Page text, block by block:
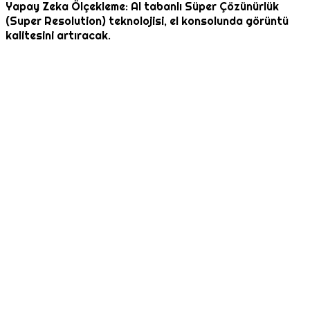
Yapay Zeka Ölçekleme: AI tabanlı Süper Çözünürlük
(Super Resolution) teknolojisi, el konsolunda görüntü
kalitesini artıracak.